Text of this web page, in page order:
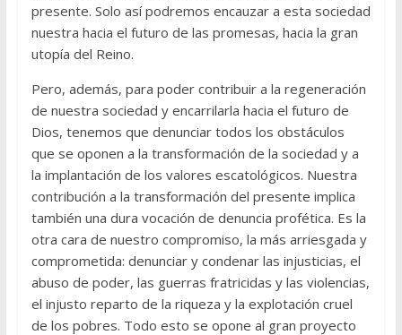
presente. Solo así podremos encauzar a esta sociedad
nuestra hacia el futuro de las promesas, hacia la gran
utopía del Reino.
Pero, además, para poder contribuir a la regeneración
de nuestra sociedad y encarrilarla hacia el futuro de
Dios, tenemos que denunciar todos los obstáculos
que se oponen a la transformación de la sociedad y a
la implantación de los valores escatológicos. Nuestra
contribución a la transformación del presente implica
también una dura vocación de denuncia profética. Es la
otra cara de nuestro compromiso, la más arriesgada y
comprometida: denunciar y condenar las injusticias, el
abuso de poder, las guerras fratricidas y las violencias,
el injusto reparto de la riqueza y la explotación cruel
de los pobres. Todo esto se opone al gran proyecto